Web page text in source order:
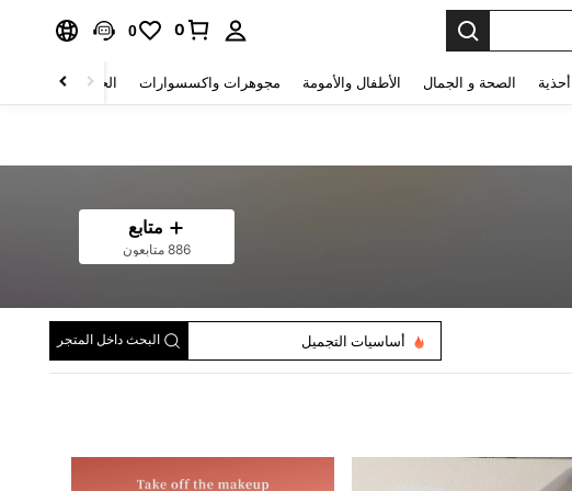
0
0
أحذية الصحة و الجمال الأطفال والأمومة مجوهرات واكسسوارات الحقائب والأمتعة
متابع
886 متابعون
أساسيات التجميل البحث داخل المتجر